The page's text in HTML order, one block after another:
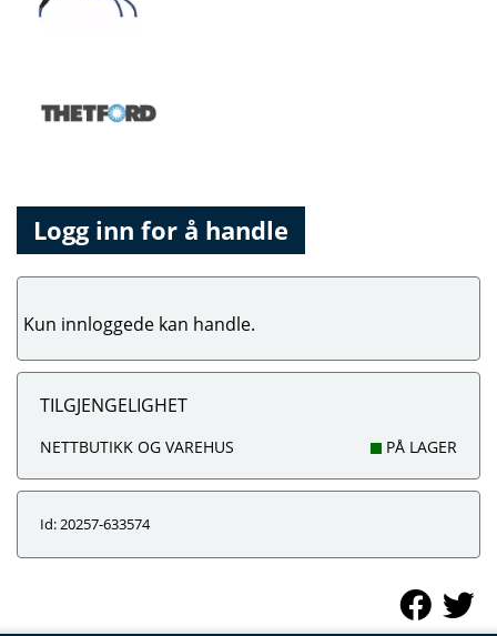
Logg inn for å handle
Kun innloggede kan handle.
TILGJENGELIGHET
NETTBUTIKK OG VAREHUS PÅ LAGER
Id: 20257-633574